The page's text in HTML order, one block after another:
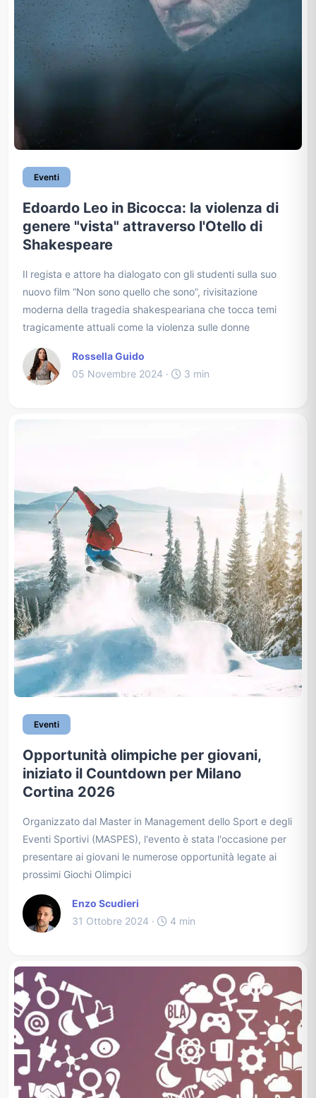
Eventi
Edoardo Leo in Bicocca: la violenza di
genere "vista" attraverso l'Otello di
Shakespeare
Il regista e attore ha dialogato con gli studenti sulla suo
nuovo film “Non sono quello che sono”, rivisitazione
moderna della tragedia shakespeariana che tocca temi
tragicamente attuali come la violenza sulle donne
Rossella Guido
05 Novembre 2024 ·
3 min
Eventi
Opportunità olimpiche per giovani,
iniziato il Countdown per Milano
Cortina 2026
Organizzato dal Master in Management dello Sport e degli
Eventi Sportivi (MASPES), l'evento è stata l'occasione per
presentare ai giovani le numerose opportunità legate ai
prossimi Giochi Olimpici
Enzo Scudieri
31 Ottobre 2024 ·
4 min